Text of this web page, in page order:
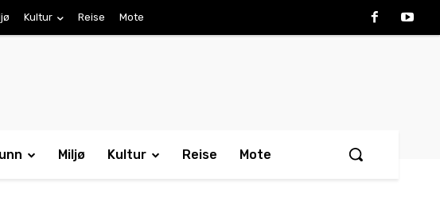
Kultur Reise Mote
Miljø Kultur Reise Mote